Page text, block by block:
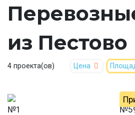
из Пестово
4 проекта(ов) Цена
№1